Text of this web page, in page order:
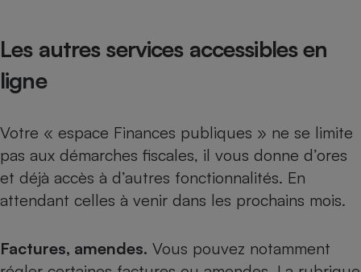
Les autres services accessibles en
ligne
Votre « espace Finances publiques » ne se limite
pas aux démarches fiscales, il vous donne d’ores
et déjà accès à d’autres fonctionnalités. En
attendant celles à venir dans les prochains mois.
Factures, amendes. Vous pouvez notamment